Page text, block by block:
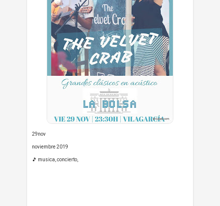
29nov
noviembre 2019
🎵 musica, concierto,